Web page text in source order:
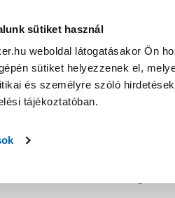
sütiket használ
weboldal látogatásakor Ön
sütiket helyezzenek el,
és személyre szóló
tájékoztatóban.